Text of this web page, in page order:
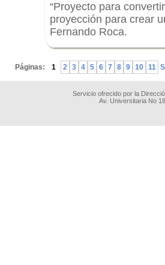
“Proyecto para
proyección para crear
Fernando Roca.
Páginas: 1 2 3 4 5 6 7 8 9 10 11
Servicio ofrecido por la
Av. Universitaria No